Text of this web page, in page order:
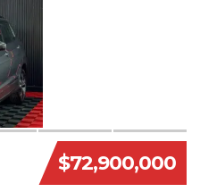
$72,900,000